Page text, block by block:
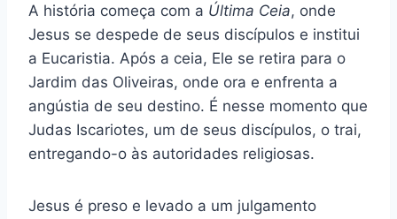
A história começa com a Última Ceia, onde
Jesus se despede de seus discípulos e institui
a Eucaristia. Após a ceia, Ele se retira para o
Jardim das Oliveiras, onde ora e enfrenta a
angústia de seu destino. É nesse momento que
Judas Iscariotes, um de seus discípulos, o trai,
entregando-o às autoridades religiosas.
Jesus é preso e levado a um julgamento